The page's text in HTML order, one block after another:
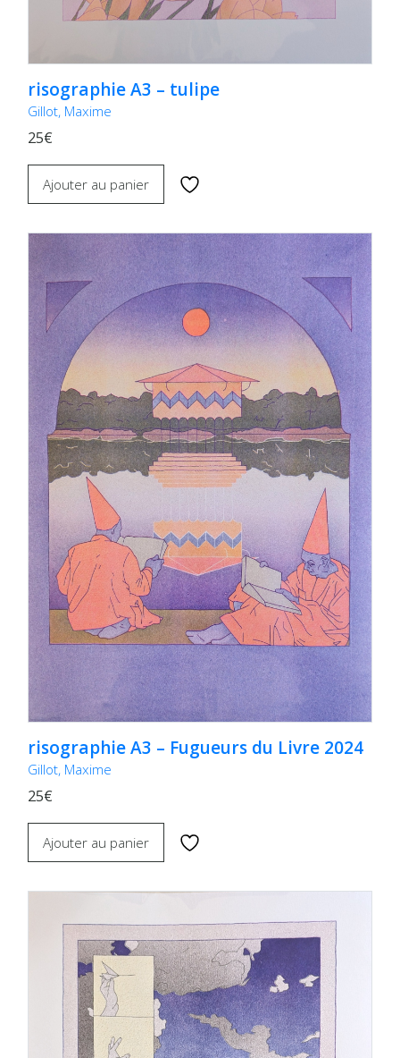
risographie A3 – tulipe
Gillot, Maxime
25€
Ajouter au panier
risographie A3 – Fugueurs du Livre 2024
Gillot, Maxime
25€
Ajouter au panier